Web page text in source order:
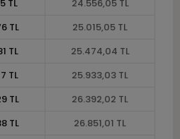
TL
24.556,05 TL
TL
25.015,05 TL
TL
25.474,04 TL
TL
25.933,03 TL
TL
26.392,02 TL
TL
26.851,01 TL